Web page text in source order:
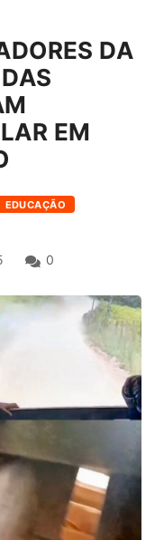
DA
EM
EDUCAÇÃO
0